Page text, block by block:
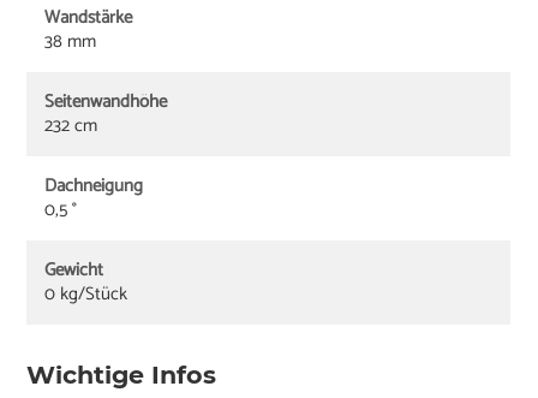
Wandstärke
38 mm
Seitenwandhöhe
232 cm
Dachneigung
0,5 °
Gewicht
0 kg/Stück
Wichtige Infos